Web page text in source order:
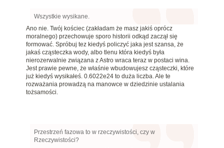
Wszystkie wysikane.
Ano nie. Twój kościec (zakładam że masz jakiś oprócz
moralnego) przechowuje sporo historii odkąd zaczął się
formować. Spróbuj tez kiedyś policzyć jaka jest szansa, że
jakaś cząsteczka wody, albo tlenu która kiedyś była
nierozerwalnie związana z Astro wraca teraz w postaci wina.
Jest prawie pewne, że właśnie wbudowujesz cząsteczki, które
już kiedyś wysikałeś. 0.6022e24 to duża liczba. Ale te
rozważania prowadzą na manowce w dziedzinie ustalania
tożsamości.
Przestrzeń fazowa to w rzeczywistości, czy w
Rzeczywistości?